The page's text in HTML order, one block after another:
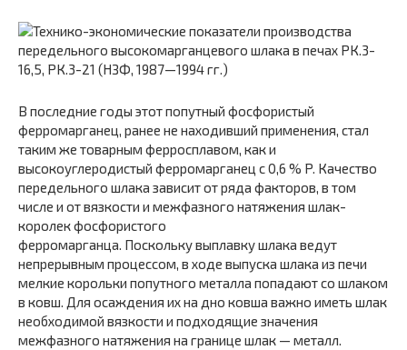
В последние годы этот попутный фосфористый
ферромарганец, ранее не находивший применения, стал
таким же товарным ферросплавом, как и
высокоуглеродистый ферромарганец с 0,6 % P. Качество
передельного шлака зависит от ряда факторов, в том
числе и от вязкости и межфазного натяжения шлак-
королек фосфористого
ферромарганца. Поскольку выплавку шлака ведут
непрерывным процессом, в ходе выпуска шлака из печи
мелкие корольки попутного металла попадают со шлаком
в ковш. Для осаждения их на дно ковша важно иметь шлак
необходимой вязкости и подходящие значения
межфазного натяжения на границе шлак — металл.